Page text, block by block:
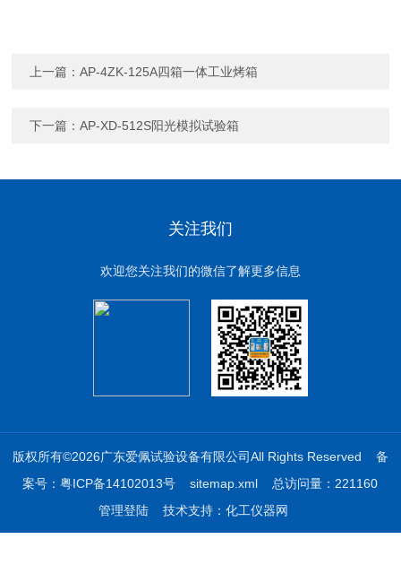
上一篇：AP-4ZK-125A四箱一体工业烤箱
下一篇：AP-XD-512S阳光模拟试验箱
关注我们
欢迎您关注我们的微信了解更多信息
版权所有©2026广东爱佩试验设备有限公司All Rights Reserved 备
案号：粤ICP备14102013号
sitemap.xml 总访问量：221160
管理登陆技术支持： 化工仪器网